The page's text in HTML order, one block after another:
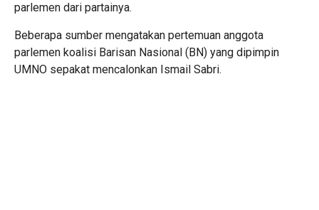
parlemen dari partainya.
Beberapa sumber mengatakan pertemuan anggota
parlemen koalisi Barisan Nasional (BN) yang dipimpin
UMNO sepakat mencalonkan Ismail Sabri.